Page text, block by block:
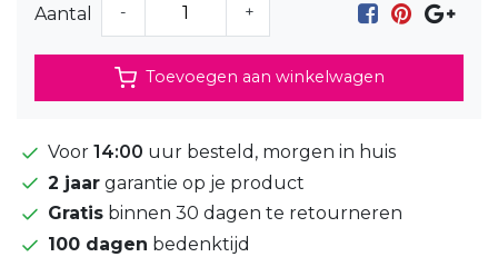
Aantal - +
Toevoegen aan winkelwagen
Voor 14:00 uur besteld, morgen in huis
2 jaar garantie op je product
Gratis binnen 30 dagen te retourneren
100 dagen bedenktijd